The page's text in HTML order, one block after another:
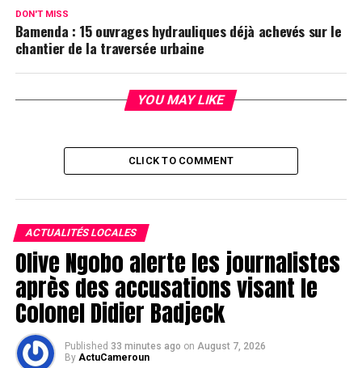
DON'T MISS
Bamenda : 15 ouvrages hydrauliques déjà achevés sur le
chantier de la traversée urbaine
YOU MAY LIKE
CLICK TO COMMENT
ACTUALITÉS LOCALES
Olive Ngobo alerte les journalistes
après des accusations visant le
Colonel Didier Badjeck
Published 33 minutes ago on August 7, 2026
By ActuCameroun